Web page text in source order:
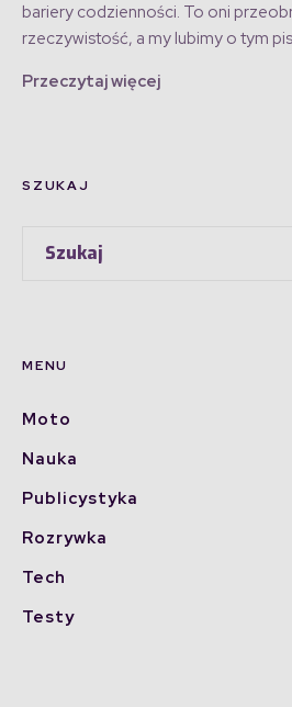
bariery codzienności. To oni
rzeczywistość, a my lubimy o tym
Przeczytaj więcej
SZUKAJ
MENU
Moto
Nauka
Publicystyka
Rozrywka
Tech
Testy